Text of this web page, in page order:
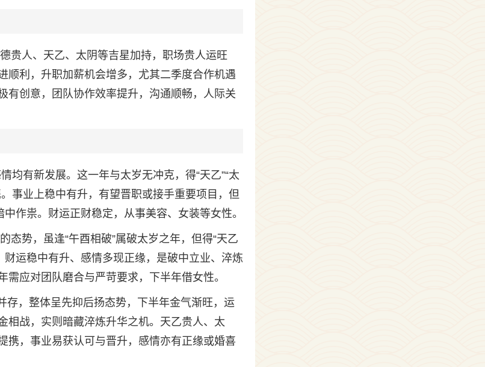
贵人、天乙、太阴等吉星加持，职场贵人运旺
顺利，升职加薪机会增多，尤其二季度合作机遇
有创意，团队协作效率提升，沟通顺畅，人际关
均有新发展。这一年与太岁无冲克，得“天乙”“太
事业上稳中有升，有望晋职或接手重要项目，但
作祟。财运正财稳定，从事美容、女装等女性。
势，虽逢“午酉相破”属破太岁之年，但得“天乙
财运稳中有升、感情多现正缘，是破中立业、淬炼
应对团队磨合与严苛要求，下半年借女性。
存，整体呈先抑后扬态势，下半年金气渐旺，运
相战，实则暗藏淬炼升华之机。天乙贵人、太
携，事业易获认可与晋升，感情亦有正缘或婚喜